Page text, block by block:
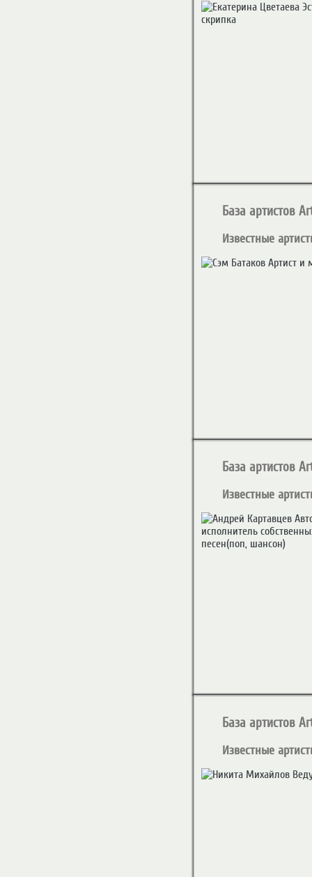
База артистов
Известные
База артистов
Известные
База артистов
Известные